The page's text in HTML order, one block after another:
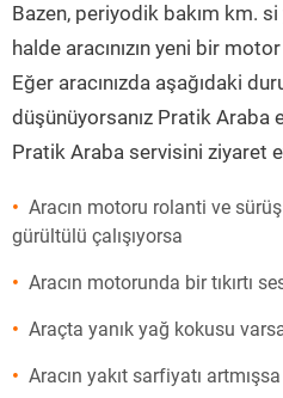
Bazen, periyodik bakım km.
halde aracınızın yeni bir
Eğer aracınızda aşağıdaki
düşünüyorsanız Pratik Araba
Pratik Araba servisini ziyaret
Aracın motoru rolanti ve
gürültülü çalışıyorsa
Aracın motorunda bir tıkırtı
Araçta yanık yağ kokusu
Aracın yakıt sarfiyatı artmışsa